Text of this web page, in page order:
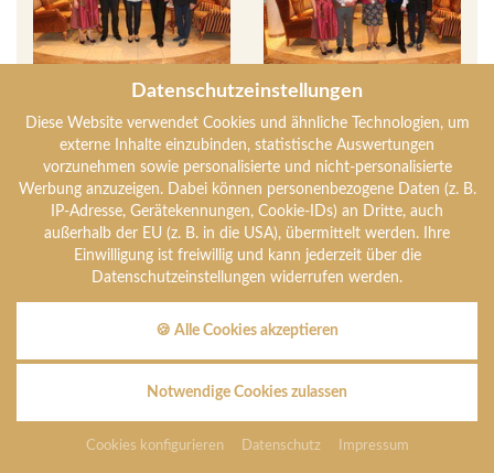
Datenschutzeinstellungen
Diese Website verwendet Cookies und ähnliche Technologien, um
externe Inhalte einzubinden, statistische Auswertungen
vorzunehmen sowie personalisierte und nicht-personalisierte
Werbung anzuzeigen. Dabei können personenbezogene Daten (z. B.
IP-Adresse, Gerätekennungen, Cookie-IDs) an Dritte, auch
außerhalb der EU (z. B. in die USA), übermittelt werden. Ihre
Einwilligung ist freiwillig und kann jederzeit über die
Datenschutzeinstellungen widerrufen werden.
🍪 Alle Cookies akzeptieren
Notwendige Cookies zulassen
Cookies konfigurieren Datenschutz Impressum
1 2 3 4 5 ...